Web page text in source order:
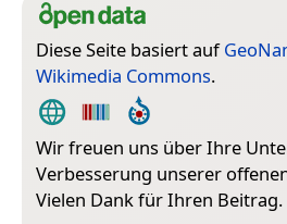
Diese Seite basiert auf
Wikimedia Commons.
Wir freuen uns über Ihre
Verbesserung unserer
Vielen Dank für Ihren Beitrag.